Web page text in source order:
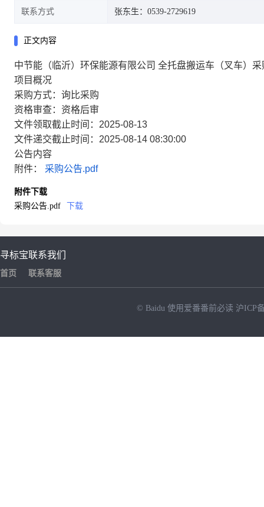
联系方式 张东生：0539-2729619
正文内容
中节能（临沂）环保能源有限公司 全托盘搬运车（叉车）
项目概况
采购方式：询比采购
资格审查：资格后审
文件领取截止时间：2025-08-13
文件递交截止时间：2025-08-14 08:30:00
公告内容
附件： 采购公告.pdf
附件下载
采购公告.pdf
下载
寻标宝
首页
联系我们
联系客服
© Baidu 使用爱番番前必读 沪ICP